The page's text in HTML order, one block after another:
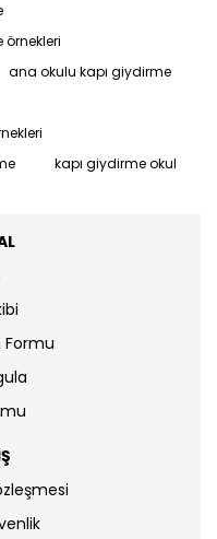
örnekleri
ana okulu kapı giydirme
kapı giydirme okul
Formu